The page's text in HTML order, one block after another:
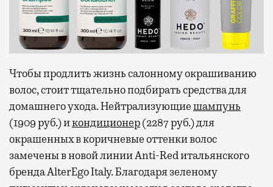
Чтобы продлить жизнь салонному окрашиванию
волос, стоит тщательно подбирать средства для
домашнего ухода. Нейтрализующиешампунь
(1909 руб.) икондиционер(2287 руб.) для
окрашенных в коричневые оттенки волос
замечены в новой линии Anti-Red итальянского
бренда AlterEgo Italy. Благодаря зеленому